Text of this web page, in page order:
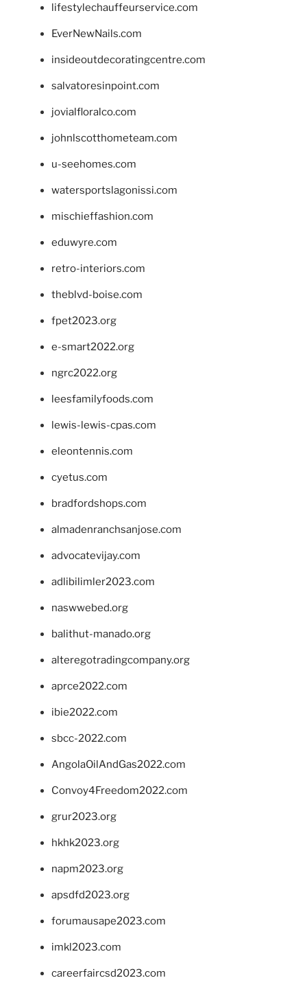
lifestylechauffeurservice.com
EverNewNails.com
insideoutdecoratingcentre.com
salvatoresinpoint.com
jovialfloralco.com
johnlscotthometeam.com
u-seehomes.com
watersportslagonissi.com
mischieffashion.com
eduwyre.com
retro-interiors.com
theblvd-boise.com
fpet2023.org
e-smart2022.org
ngrc2022.org
leesfamilyfoods.com
lewis-lewis-cpas.com
eleontennis.com
cyetus.com
bradfordshops.com
almadenranchsanjose.com
advocatevijay.com
adlibilimler2023.com
naswwebed.org
balithut-manado.org
alteregotradingcompany.org
aprce2022.com
ibie2022.com
sbcc-2022.com
AngolaOilAndGas2022.com
Convoy4Freedom2022.com
grur2023.org
hkhk2023.org
napm2023.org
apsdfd2023.org
forumausape2023.com
imkl2023.com
careerfaircsd2023.com